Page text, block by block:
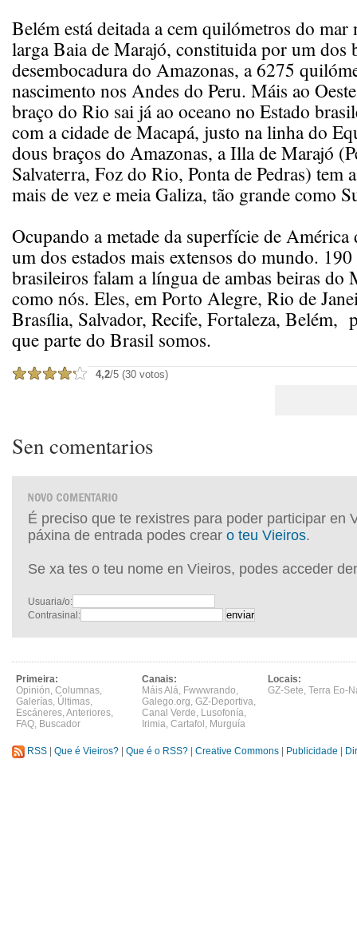
Belém está deitada a cem quilómetros do mar
larga Baia de Marajó, constituida por um dos
desembocadura do Amazonas, a 6275
nascimento nos Andes do Peru. Máis ao
braço do Rio sai já ao oceano no Estado
com a cidade de Macapá, justo na linha do
dous braços do Amazonas, a Illa de Marajó
Salvaterra, Foz do Rio, Ponta de Pedras) tem
mais de vez e meia Galiza, tão grande como
Ocupando a metade da superfície de
um dos estados mais extensos do mundo.
brasileiros falam a língua de ambas beiras do
como nós. Eles, em Porto Alegre, Rio de
Brasília, Salvador, Recife, Fortaleza, Belém,
que parte do Brasil somos.
4,2/5 (30 votos)
Sen comentarios
É preciso que te rexistres para poder participar en
páxina de entrada podes crear o teu Vieiros.
Se xa tes o teu nome en Vieiros, podes acceder
Usuaria/o:
Contrasinal:
Primeira:
Opinión, Columnas,
Galerías, Últimas,
Escáneres,Anteriores,
FAQ, Buscador
Canais:
Máis Alá, Fwwwrando,
Galego.org, GZ-Deportiva,
Canal Verde, Lusofonía,
Irimia, Cartafol , Murguía
Locais:
GZ-Sete, Terra Eo-
RSS Que é Vieiros? Que é o RSS? Creative Commons Publicidade